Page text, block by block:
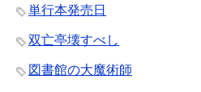
単行本発売日
双亡亭壊すべし
図書館の大魔術師